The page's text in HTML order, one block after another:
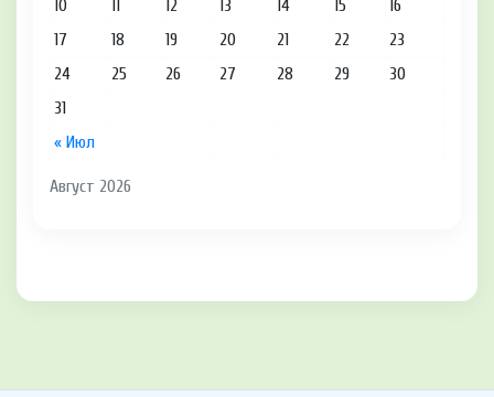
Август 2026
« Июл
10
11 12 13 14 15
16
17
18 19 20 21 22
23
24
25 26 27 28 29
30
31